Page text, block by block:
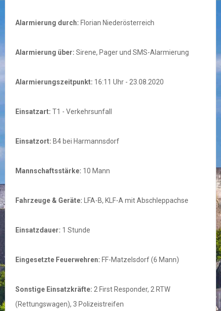
Alarmierung durch: Florian Niederösterreich
Alarmierung über: Sirene, Pager und SMS-Alarmierung
Alarmierungszeitpunkt: 16:11 Uhr - 23.08.2020
Einsatzart: T1 - Verkehrsunfall
Einsatzort: B4 bei Harmannsdorf
Mannschaftsstärke: 10 Mann
Fahrzeuge & Geräte: LFA-B, KLF-A mit Abschleppachse
Einsatzdauer: 1 Stunde
Eingesetzte Feuerwehren: FF-Matzelsdorf (6 Mann)
Sonstige Einsatzkräfte: 2 First Responder, 2 RTW
(Rettungswagen), 3 Polizeistreifen